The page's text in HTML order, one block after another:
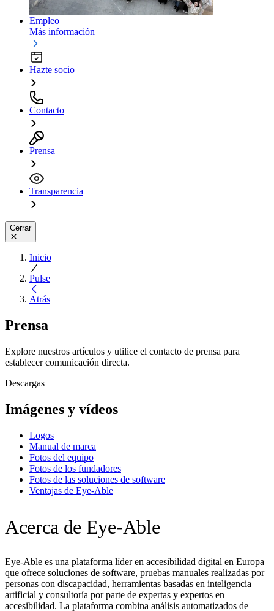
Empleo
Más información
Hazte socio
Contacto
Prensa
Transparencia
Cerrar
Inicio
Pulse
Atrás
Prensa
Explore nuestros artículos y utilice el contacto de prensa para
establecer comunicación directa.
Descargas
Imágenes y vídeos
Logos
Manual de marca
Fotos del equipo
Fotos de los fundadores
Fotos de las soluciones de software
Ventajas de Eye-Able
Acerca de Eye-Able
Eye-Able es una plataforma líder en accesibilidad digital en Europa
que ofrece soluciones de software, pruebas manuales realizadas por
personas con discapacidad, herramientas basadas en inteligencia
artificial y consultoría por parte de expertas y expertos en
accesibilidad. La plataforma combina análisis automatizados de